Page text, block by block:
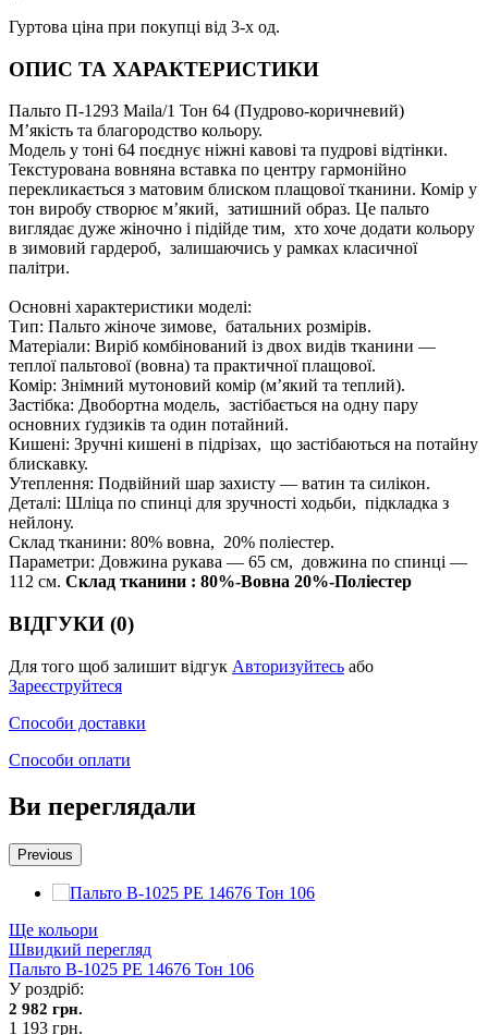
Гуртова ціна при покупці від 3-х од.
ОПИС ТА ХАРАКТЕРИСТИКИ
Пальто П-1293 Maila/1 Тон 64 (Пудрово-коричневий)
М’якість та благородство кольору.
Модель у тоні 64 поєднує ніжні кавові та пудрові відтінки.
Текстурована вовняна вставка по центру гармонійно
перекликається з матовим блиском плащової тканини. Комір у
тон виробу створює м’який, затишний образ. Це пальто
виглядає дуже жіночно і підійде тим, хто хоче додати кольору
в зимовий гардероб, залишаючись у рамках класичної
палітри.
Основні характеристики моделі:
Тип: Пальто жіноче зимове, батальних розмірів.
Матеріали: Виріб комбінований із двох видів тканини —
теплої пальтової (вовна) та практичної плащової.
Комір: Знімний мутоновий комір (м’який та теплий).
Застібка: Двобортна модель, застібається на одну пару
основних ґудзиків та один потайний.
Кишені: Зручні кишені в підрізах, що застібаються на потайну
блискавку.
Утеплення: Подвійний шар захисту — ватин та силікон.
Деталі: Шліца по спинці для зручності ходьби, підкладка з
нейлону.
Склад тканини: 80% вовна, 20% поліестер.
Параметри: Довжина рукава — 65 см, довжина по спинці —
112 см. Склад тканини : 80%-Вовна 20%-Поліестер
ВІДГУКИ (0)
Для того щоб залишит відгук Авторизуйтесь або
Зареєструйтеся
Способи доставки
Способи оплати
Ви переглядали
Previous
Ще кольори
Швидкий перегляд
Пальто В-1025 PE 14676 Тон 106
У роздріб:
2 982 грн.
1 193 грн.